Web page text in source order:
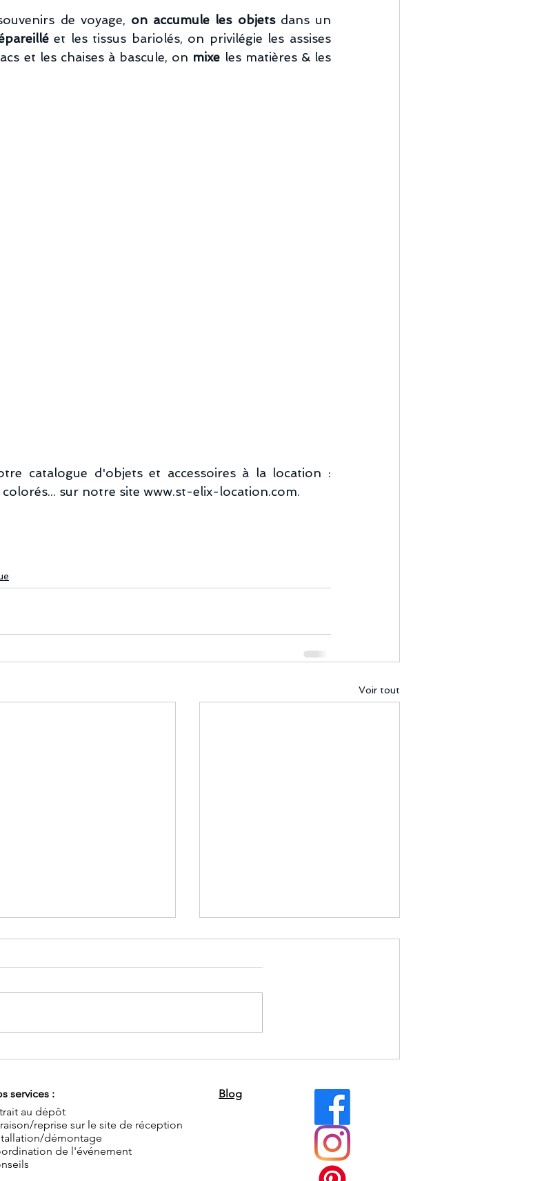
de voyage, on accumule les objets dans un
et les chaises à bascule, on mixe les matières & les
catalogue d'objets et accessoires à la location :
sur notre site www.st-elix-location.com.
Voir tout
services :
au dépôt
reprise sur le site de réception
démontage
de l'événement
Blog